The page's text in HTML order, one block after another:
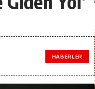
HABERLER